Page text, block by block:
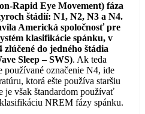
Rapid Eye Movement) fáza
štádií: N1, N2, N3 a N4.
Americká spoločnosť pre
klasifikácie spánku, v
do jedného štádia
Sleep – SWS). Ak teda
používané označenie N4, ide
ktorá ešte používa staršiu
je však štandardom používať
NREM fázy spánku.